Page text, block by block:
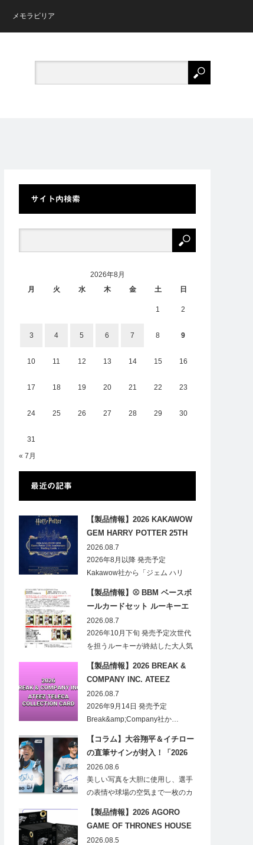
メモラビリア
サイト内検索
2026年8月
月
火 水 木 金 土 日
1 2
3 4 5 6 7 8 9
10 11 12 13 14 15 16
17 18 19 20 21 22 23
24 25 26 27 28 29 30
31
« 7月
最近の記事
【製品情報】2026 KAKAWOW
GEM HARRY POTTER 25TH
ANNIVERSARY TRADING
CARDS HOBBY
2026.08.7
2026年8月以降 発売予定
Kakawow社から「ジェム ハリ
【製品情報】⚾ BBM ベースボ
ールカードセット ルーキーエ
ディションプレミアム 2026
2026.08.7
2026年10月下旬 発売予定次世代
を担うルーキーが終結した大人気
【製品情報】2026 BREAK &
COMPANY INC. ATEEZ
TELECA COLLECTION CARD
2026.08.7
2026年9月14日 発売予定
Break&amp;Company社か…
【コラム】大谷翔平＆イチロー
の直筆サインが封入！「2026
Topps NPB Stadium Club」が
見逃せない
2026.08.6
美しい写真を大胆に使用し、選手
の表情や球場の空気まで一枚のカ
【製品情報】2026 AGORO
GAME OF THRONES HOUSE
STARK BLIND BOX
2026.08.5